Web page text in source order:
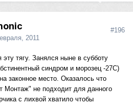
2011
#196
тягу. Занялся ныне в субботу
синдром и морозец -27С)
законное место. Оказалось что
не подходит для данного
с лихвой хватило чтобы